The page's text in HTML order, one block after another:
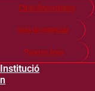
Citas financieras
Guía de matricula
Pago en línea
Institució
n